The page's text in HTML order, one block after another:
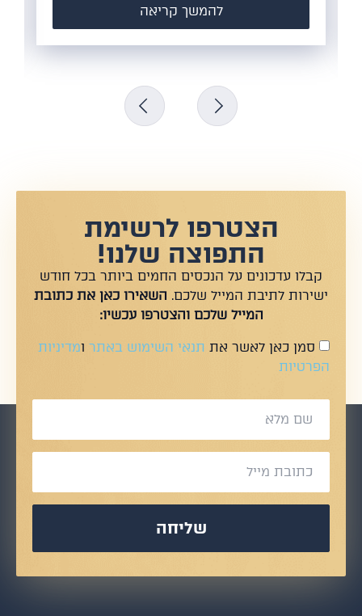
הצטרפו לרשימת
התפוצה שלנו!
קבלו עדכונים על הנכסים החמים ביותר בכל חודש
ישירות לתיבת המייל שלכם. השאירו כאן את כתובת
המייל שלכם והצטרפו עכשיו:
סמן כאן לאשר את תנאי השימוש באתר ומדיניות
הפרטיות
שליחה